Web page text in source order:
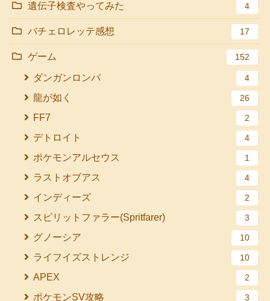
遺伝子検査やってみた 4
バチェロレッテ感想 17
ゲーム 152
ダンガンロンパ 4
龍が如く 26
FF7 2
デトロイト 4
ポケモンアルセウス 1
ラストオブアス 4
インディーズ 2
スピリットファラー(Spritfarer) 3
グノーシア 10
ライフイズストレンジ 10
APEX 2
ポケモンSV攻略 3